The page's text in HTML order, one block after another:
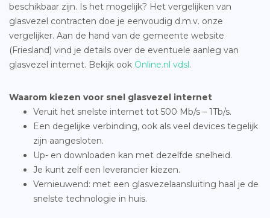
beschikbaar zijn. Is het mogelijk? Het vergelijken van
glasvezel contracten doe je eenvoudig d.m.v. onze
vergelijker. Aan de hand van de gemeente website
(Friesland) vind je details over de eventuele aanleg van
glasvezel internet. Bekijk ook Online.nl vdsl.
Waarom kiezen voor snel glasvezel internet
Veruit het snelste internet tot 500 Mb/s – 1Tb/s.
Een degelijke verbinding, ook als veel devices tegelijk
zijn aangesloten.
Up- en downloaden kan met dezelfde snelheid.
Je kunt zelf een leverancier kiezen.
Vernieuwend: met een glasvezelaansluiting haal je de
snelste technologie in huis.